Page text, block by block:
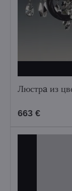
Люстрa из
663 €